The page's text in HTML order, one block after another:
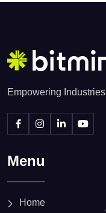
Empowering Industries
Menu
Home